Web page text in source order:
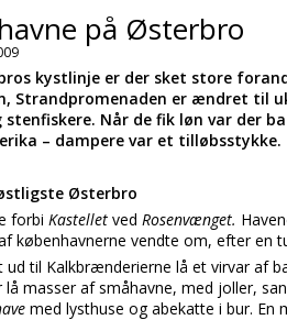
på Østerbro
kystlinje er der sket store
Strandpromenaden er ændret til
stenfiskere. Når de fik løn var der
– dampere var et tilløbsstykke.
Østerbro
forbi Kastellet ved Rosenvænget.
københavnerne vendte om, efter en
ud til Kalkbrænderierne lå et virvar af
lå masser af småhavne, med joller,
med lysthuse og abekatte i bur. En